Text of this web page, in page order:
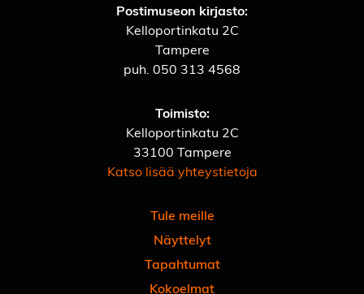
Postimuseon kirjasto:
Kelloportinkatu 2C
Tampere
puh. 050 313 4568
Toimisto:
Kelloportinkatu 2C
33100 Tampere
Katso lisää yhteystietoja
Tule meille
Näyttelyt
Tapahtumat
Kokoelmat